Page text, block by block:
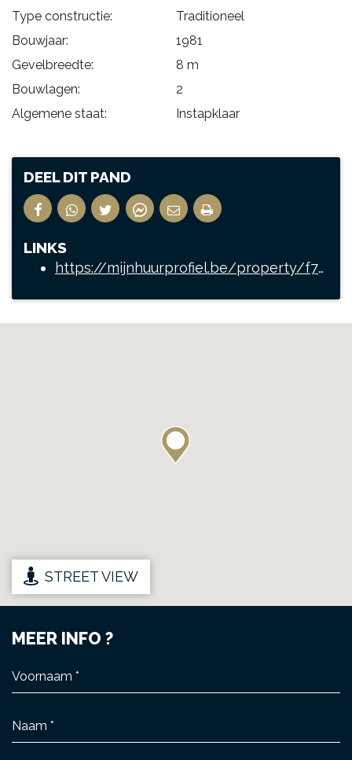
Type constructie:
Traditioneel
Bouwjaar:
1981
Gevelbreedte:
8 m
Bouwlagen:
2
Algemene staat:
Instapklaar
DEEL DIT PAND
LINKS
https://mijnhuurprofiel.be/property/f767c581-1e65-4763-b5fe-4128c3fc2330
STREET VIEW
MEER INFO ?